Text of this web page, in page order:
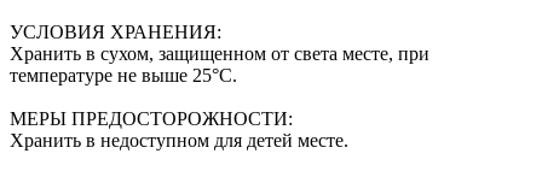
УСЛОВИЯ ХРАНЕНИЯ:
Хранить в сухом, защищенном от света месте, при
температуре не выше 25°С.
МЕРЫ ПРЕДОСТОРОЖНОСТИ:
Хранить в недоступном для детей месте.